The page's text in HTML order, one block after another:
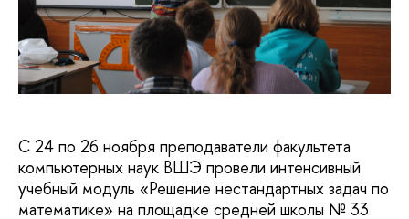
С 24 по 26 ноября преподаватели факультета
компьютерных наук ВШЭ провели интенсивный
учебный модуль «Решение нестандартных задач по
математике» на площадке средней школы № 33